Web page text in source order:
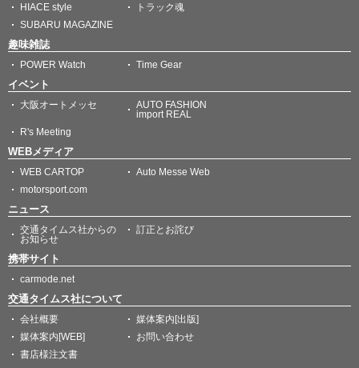
HIACE style
トラック魂
SUBARU MAGAZINE
趣味雑誌
POWER Watch Time Gear
イベント
大阪オートメッセ
AUTO FASHION
import REAL
R's Meeting
WEBメディア
WEB CARTOP
Auto Messe Web
motorsport.com
ニュース
交通タイムス社からの
お知らせ
訂正とお詫び
携帯サイト
carmode.net
交通タイムス社について
会社概要
媒体案内[出版]
媒体案内[WEB]
お問い合わせ
書店様注文書